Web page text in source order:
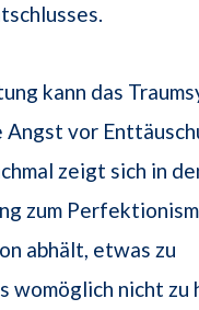
kann das
vor
zeigt sich in
zum
abhält, etwas zu
womöglich nicht zu